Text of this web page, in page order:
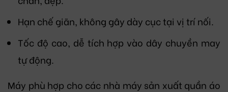
Hạn chế giãn, không gây dày cục tại vị trí nối.
Tốc độ cao, dễ tích hợp vào dây chuyền may
tự động.
Máy phù hợp cho các nhà máy sản xuất quần áo